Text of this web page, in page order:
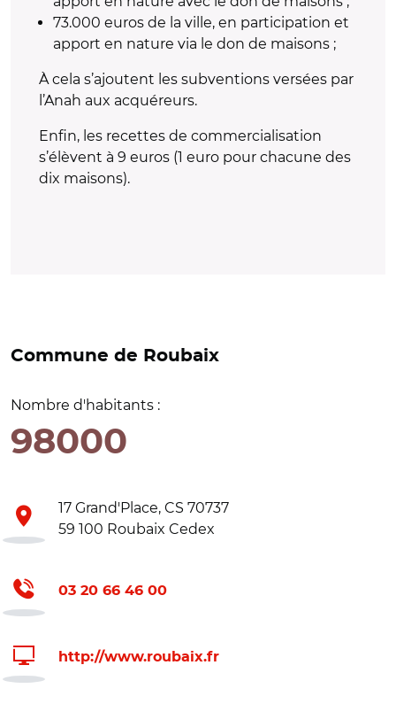
73.000 euros de la ville, en participation et
apport en nature via le don de maisons ;
À cela s’ajoutent les subventions versées par
l’Anah aux acquéreurs.
Enfin, les recettes de commercialisation
s’élèvent à 9 euros (1 euro pour chacune des
dix maisons).
Commune de Roubaix
Nombre d'habitants :
98000
17 Grand'Place, CS 70737
59 100 Roubaix Cedex
03 20 66 46 00
http://www.roubaix.fr